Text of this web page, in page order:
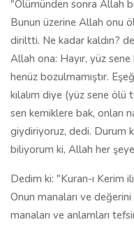
"Ölümünden sonra Allah
Bunun üzerine Allah onu
diriltti. Ne kadar kaldın?
Allah ona: Hayır, yüz
henüz bozulmamıştır.
kılalım diye (yüz sene
sen kemiklere bak, onları
giydiriyoruz, dedi. Durum
biliyorum ki, Allah her
Dedim ki: "Kuran-ı Kerim
Onun manaları ve
manaları ve anlamları